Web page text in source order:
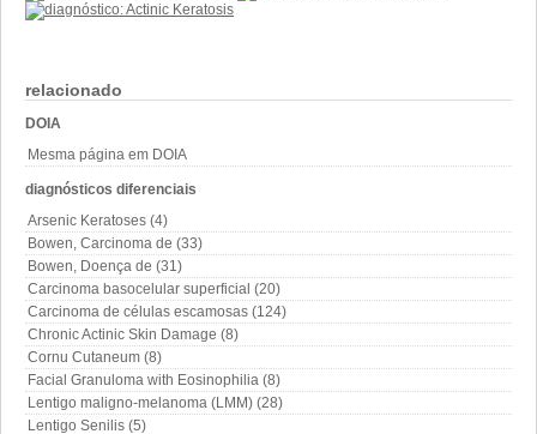
relacionado
DOIA
Mesma página em DOIA
diagnósticos diferenciais
Arsenic Keratoses (4)
Bowen, Carcinoma de (33)
Bowen, Doença de (31)
Carcinoma basocelular superficial (20)
Carcinoma de células escamosas (124)
Chronic Actinic Skin Damage (8)
Cornu Cutaneum (8)
Facial Granuloma with Eosinophilia (8)
Lentigo maligno-melanoma (LMM) (28)
Lentigo Senilis (5)